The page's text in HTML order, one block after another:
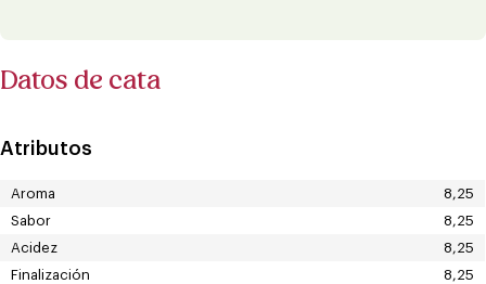
Datos de cata
Atributos
Aroma
8,25
Sabor
8,25
Acidez
8,25
Finalización
8,25